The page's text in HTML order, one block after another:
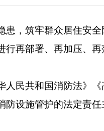
筑牢群众居住安全
行再部署、再加压、
共和国消防法》《
防设施管护的法定责